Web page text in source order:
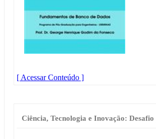
[ Acessar Conteúdo ]
Ciência, Tecnologia e Inovação: